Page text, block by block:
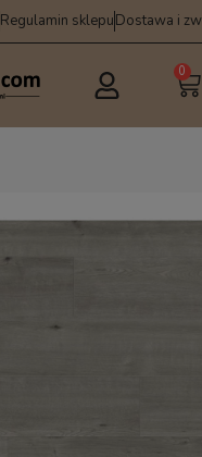
Regulamin sklepuDostawa i
0